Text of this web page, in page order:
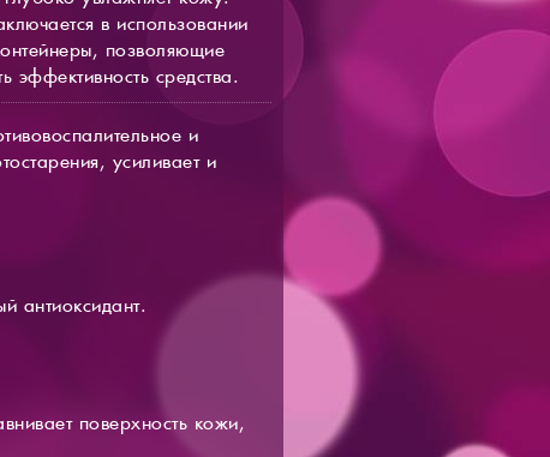
в использовании
позволяющие
средства.
и
усиливает и
антиоксидант.
поверхность кожи,